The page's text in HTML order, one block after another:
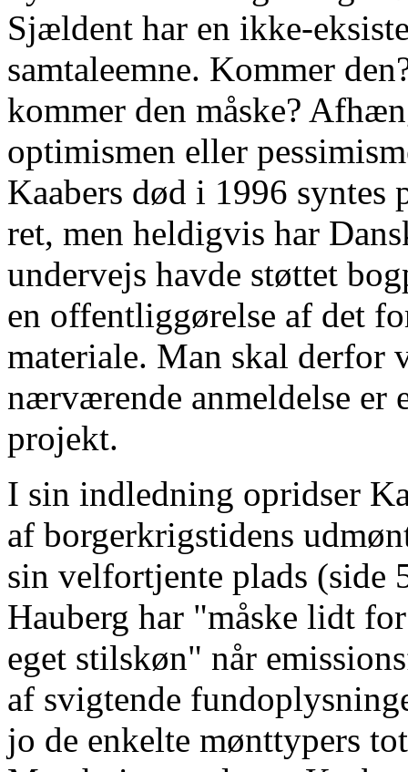
Sjældent har en ikke-
samtaleemne. Kommer
kommer den måske?
optimismen eller
Kaabers død i 1996 syntes
ret, men heldigvis har
undervejs havde støttet
en offentliggørelse af det
materiale. Man skal derfor
nærværende anmeldelse er
projekt.
I sin indledning opridser
af borgerkrigstidens
sin velfortjente plads
Hauberg har "måske lidt
eget stilskøn" når
af svigtende
jo de enkelte mønttypers